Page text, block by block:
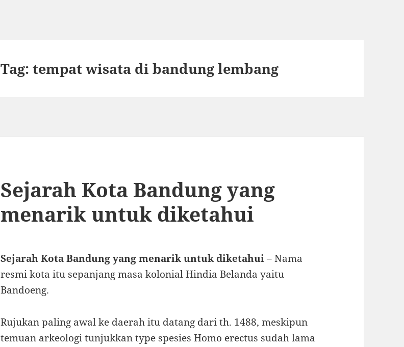
Tag:tempat wisata di bandung lembang
Sejarah Kota Bandung yang
menarik untuk diketahui
Sejarah Kota Bandung yang menarik untuk diketahui– Nama
resmi kota itu sepanjang masa kolonial Hindia Belanda yaitu
Bandoeng.
Rujukan paling awal ke daerah itu datang dari th. 1488, meskipun
temuan arkeologi tunjukkan type spesies Homo erectus sudah lama